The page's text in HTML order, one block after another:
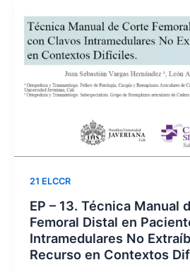
21 ELCCR
EP – 13. Técnica Manual
Femoral Distal en
Intramedulares No
Recurso en Contextos